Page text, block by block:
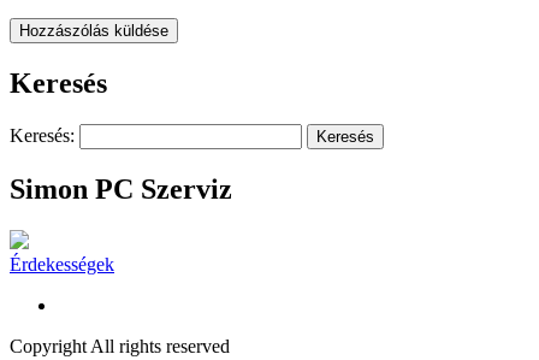
Keresés
Keresés:
Simon PC Szerviz
Érdekességek
Copyright All rights reserved